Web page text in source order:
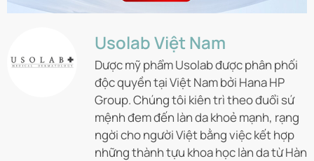
Usolab Việt Nam
Dược mỹ phẩm Usolab được phân phối
độc quyền tại Việt Nam bởi Hana HP
Group. Chúng tôi kiên trì theo đuổi sứ
mệnh đem đến làn da khoẻ mạnh, rạng
ngời cho người Việt bằng việc kết hợp
những thành tựu khoa học làn da từ Hàn